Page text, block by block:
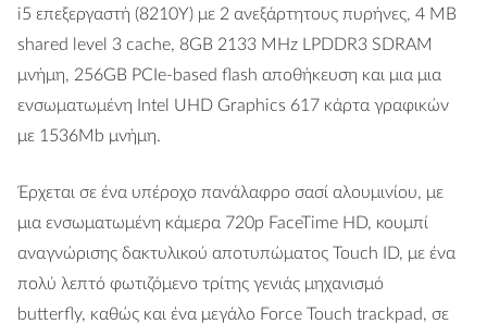
i5 επεξεργαστή (8210Y) με 2 ανεξάρτητους πυρήνες, 4 MB
shared level 3 cache, 8GB 2133 MHz LPDDR3 SDRAM
μνήμη, 256GB PCIe-based flash αποθήκευση και μια μια
ενσωματωμένη Intel UHD Graphics 617 κάρτα γραφικών
με 1536Mb μνήμη.
Έρχεται σε ένα υπέροχο πανάλαφρο σασί αλουμινίου, με
μια ενσωματωμένη κάμερα 720p FaceTime HD, κουμπί
αναγνώρισης δακτυλικού αποτυπώματος Touch ID, με ένα
πολύ λεπτό φωτιζόμενο τρίτης γενιάς μηχανισμό
butterfly, καθώς και ένα μεγάλο Force Touch trackpad, σε